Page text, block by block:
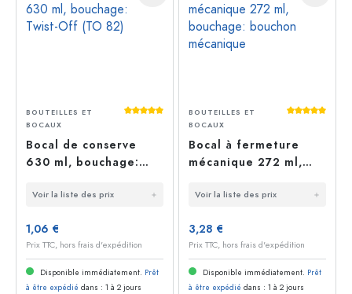
Average rating of 5 out of 5 stars
BOUTEILLES ET
BOCAUX
Bocal de conserve
630 ml, bouchage:
Voir la liste des prix
1,06 €
Prix TTC, hors frais d'expédition
Disponible immédiatement. Prêt
à être expédié dans : 1 à 2 jours
Average
BOUTEILLES ET
BOCAUX
Bocal à fermeture
mécanique 272 ml,
mécanique
Voir la liste des prix
3,28 €
Prix TTC, hors frais d'expédition
Disponible immédiatement. Prêt
à être expédié dans : 1 à 2 jours